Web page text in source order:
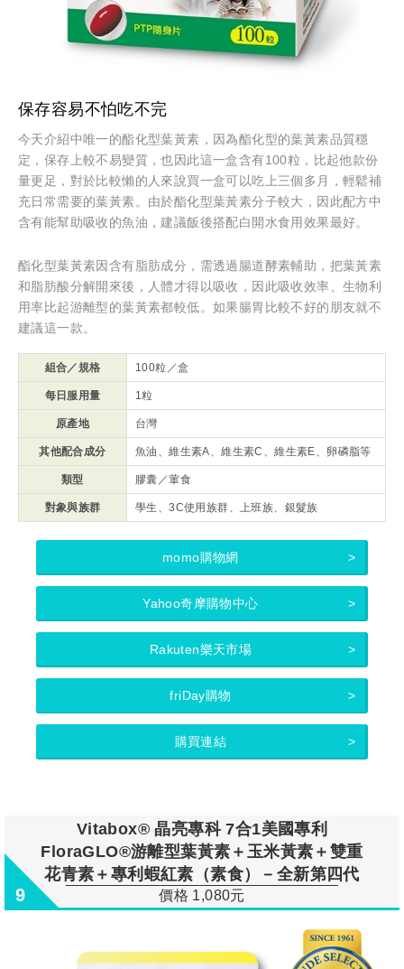
保存容易不怕吃不完
今天介紹中唯一的酯化型葉黃素，因為酯化型的葉黃素品質穩
定，保存上較不易變質，也因此這一盒含有100粒，比起他款份
量更足，對於比較懶的人來說買一盒可以吃上三個多月，輕鬆補
充日常需要的葉黃素。由於酯化型葉黃素分子較大，因此配方中
含有能幫助吸收的魚油，建議飯後搭配白開水食用效果最好。
酯化型葉黃素因含有脂肪成分，需透過腸道酵素輔助，把葉黃素
和脂肪酸分解開來後，人體才得以吸收，因此吸收效率、生物利
用率比起游離型的葉黃素都較低。如果腸胃比較不好的朋友就不
建議這一款。
組合／規格 100粒／盒
每日服用量 1粒
原產地 台灣
其他配合成分 魚油、維生素A、維生素C、維生素E、卵磷脂等
類型 膠囊／葷食
對象與族群 學生、3C使用族群、上班族、銀髮族
momo購物網
Yahoo奇摩購物中心
Rakuten樂天市場
friDay購物
購買連結
9
Vitabox® 晶亮專科 7合1美國專利
FloraGLO®游離型葉黃素＋玉米黃素＋雙重
花青素＋專利蝦紅素（素食）－全新第四代
價格 1,080元